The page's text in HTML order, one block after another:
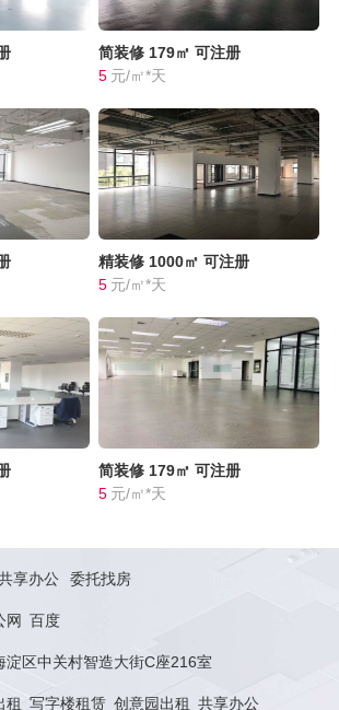
简装修 179㎡ 可注册
5 元/㎡*天
精装修 1000㎡ 可注册
5 元/㎡*天
简装修 179㎡ 可注册
5 元/㎡*天
享办公 委托找房
网 百度
淀区中关村智造大街C座216室
租 写字楼租赁 创意园出租 共享办公